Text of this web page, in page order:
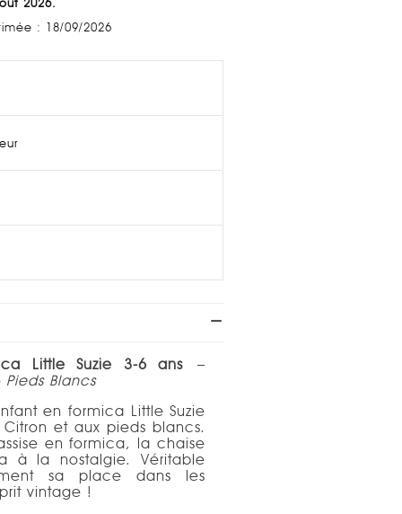
: 18/09/2026
Little Suzie 3-6 ans–
Pieds Blancs
en formica Little Suzie
et aux pieds blancs.
en formica, la chaise
à la nostalgie. Véritable
sa place dans les
vintage !